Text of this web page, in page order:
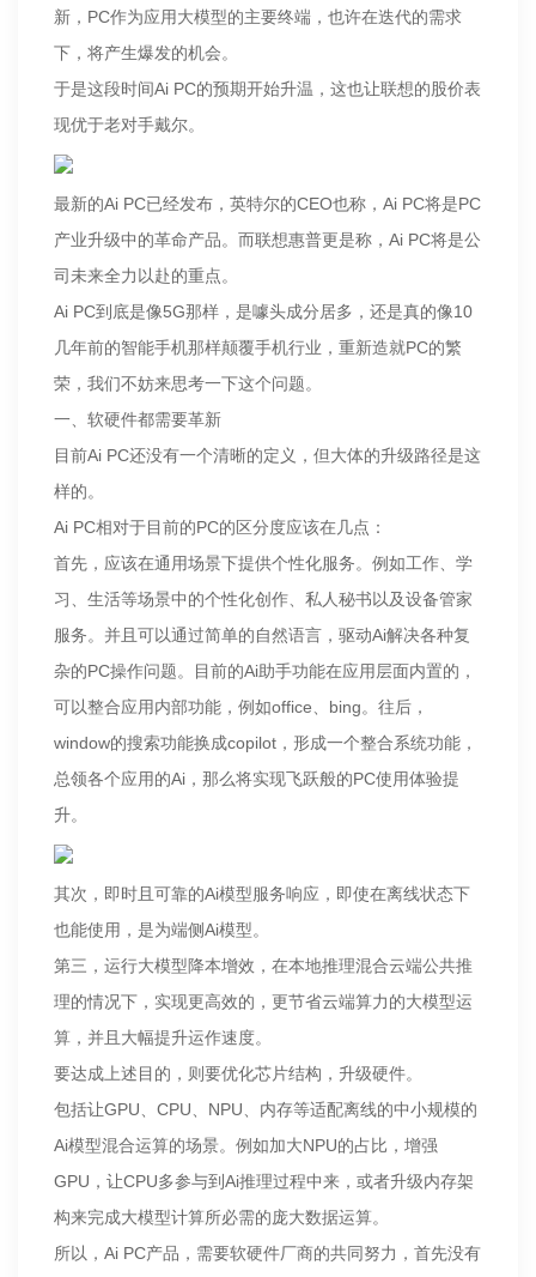
新，PC作为应用大模型的主要终端，也许在迭代的需求
下，将产生爆发的机会。
于是这段时间Ai PC的预期开始升温，这也让联想的股价表
现优于老对手戴尔。
最新的Ai PC已经发布，英特尔的CEO也称，Ai PC将是PC
产业升级中的革命产品。而联想惠普更是称，Ai PC将是公
司未来全力以赴的重点。
Ai PC到底是像5G那样，是噱头成分居多，还是真的像10
几年前的智能手机那样颠覆手机行业，重新造就PC的繁
荣，我们不妨来思考一下这个问题。
一、软硬件都需要革新
目前Ai PC还没有一个清晰的定义，但大体的升级路径是这
样的。
Ai PC相对于目前的PC的区分度应该在几点：
首先，应该在通用场景下提供个性化服务。例如工作、学
习、生活等场景中的个性化创作、私人秘书以及设备管家
服务。并且可以通过简单的自然语言，驱动Ai解决各种复
杂的PC操作问题。目前的Ai助手功能在应用层面内置的，
可以整合应用内部功能，例如office、bing。往后，
window的搜索功能换成copilot，形成一个整合系统功能，
总领各个应用的Ai，那么将实现飞跃般的PC使用体验提
升。
其次，即时且可靠的Ai模型服务响应，即使在离线状态下
也能使用，是为端侧Ai模型。
第三，运行大模型降本增效，在本地推理混合云端公共推
理的情况下，实现更高效的，更节省云端算力的大模型运
算，并且大幅提升运作速度。
要达成上述目的，则要优化芯片结构，升级硬件。
包括让GPU、CPU、NPU、内存等适配离线的中小规模的
Ai模型混合运算的场景。例如加大NPU的占比，增强
GPU，让CPU多参与到Ai推理过程中来，或者升级内存架
构来完成大模型计算所必需的庞大数据运算。
所以，Ai PC产品，需要软硬件厂商的共同努力，首先没有